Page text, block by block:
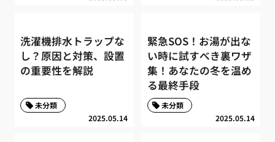
洗濯機排水トラップな
し？原因と対策、設置
の重要性を解説
2025.05.14
未分類
緊急SOS！お湯が出な
い時に試すべき裏ワザ
集！あなたの冬を温め
る最終手段
2025.05.14
未分類